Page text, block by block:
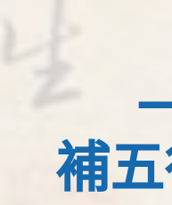
補